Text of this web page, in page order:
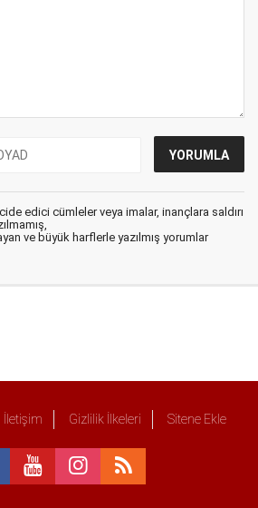
edici cümleler veya imalar, inançlara saldırı
ve büyük harflerle yazılmış yorumlar
İletişim Gizlilik İlkeleri Sitene Ekle